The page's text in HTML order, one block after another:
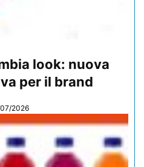
look: nuova
per il brand
2026